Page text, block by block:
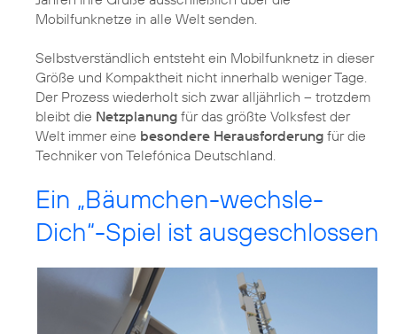
Mobilfunknetze in alle Welt senden.
Selbstverständlich entsteht ein Mobilfunknetz in dieser
Größe und Kompaktheit nicht innerhalb weniger Tage.
Der Prozess wiederholt sich zwar alljährlich – trotzdem
bleibt die Netzplanung für das größte Volksfest der
Welt immer eine besondere Herausforderung für die
Techniker von Telefónica Deutschland.
Ein „Bäumchen-wechsle-
Dich“-Spiel ist ausgeschlossen